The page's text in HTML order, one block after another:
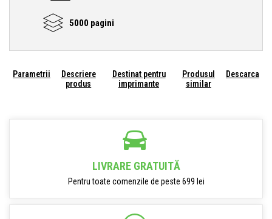
5000 pagini
Parametrii
Descriere
produs
Destinat pentru
imprimante
Produsul
similar
Descarca
LIVRARE GRATUITĂ
Pentru toate comenzile de peste 699 lei